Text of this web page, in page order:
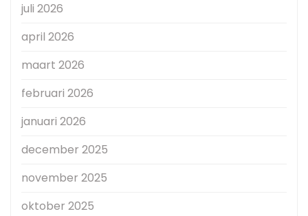
juli 2026
april 2026
maart 2026
februari 2026
januari 2026
december 2025
november 2025
oktober 2025